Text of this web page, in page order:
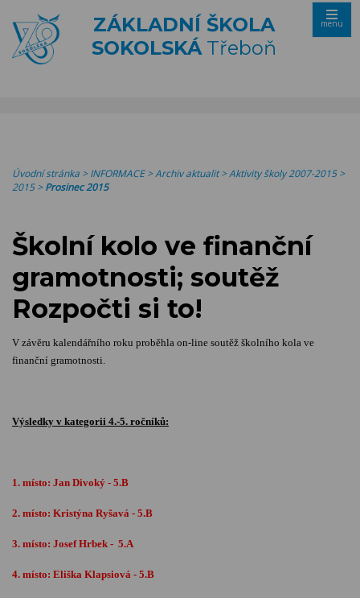
ZÁKLADNÍ ŠKOLA
SOKOLSKÁTřeboň
menu
Úvodní stránka >INFORMACE>Archiv aktualit>Aktivity školy 2007-2015>
2015>Prosinec 2015
Školní kolo ve finanční
gramotnosti; soutěž
Rozpočti si to!
V závěru kalendářního roku proběhla on-line soutěž školního kola ve
finanční gramotnosti.
Výsledky v kategorii 4.-5. ročníků:
1. místo: Jan Divoký - 5.B
2. místo: Kristýna Ryšavá - 5.B
3. místo: Josef Hrbek - 5.A
4. místo: Eliška Klapsiová - 5.B